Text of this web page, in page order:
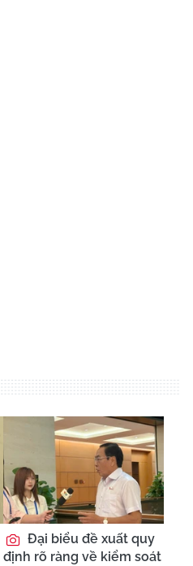
Đại biểu đề xuất quy
định rõ ràng về kiểm soát